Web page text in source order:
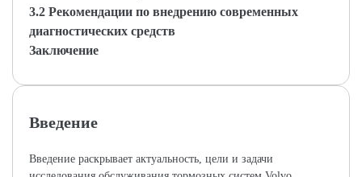
3.2 Рекомендации по внедрению современных
диагностических средств
Заключение
Введение
Введение раскрывает актуальность, цели и задачи